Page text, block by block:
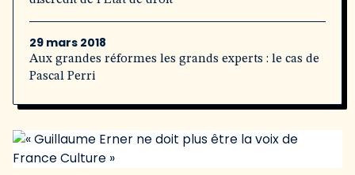
29 mars 2018
Aux grandes réformes les grands experts : le cas de
Pascal Perri